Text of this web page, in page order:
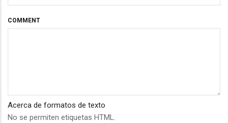
COMMENT
Acerca de formatos de texto
No se permiten etiquetas HTML.